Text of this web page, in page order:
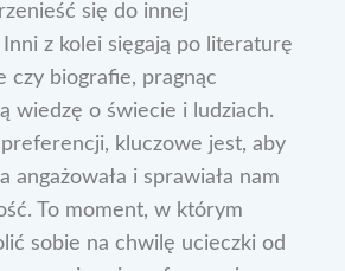
się do innej
z kolei sięgają po literaturę
czy biografie, pragnąc
wiedzę o świecie i ludziach.
kluczowe jest, aby
angażowała i sprawiała nam
To moment, w którym
sobie na chwilę ucieczki od